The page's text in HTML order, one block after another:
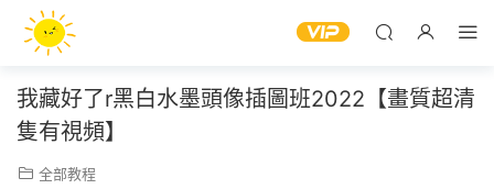
我藏好了r黑白水墨頭像插圖班2022【畫質超清
隻有視頻】
全部教程